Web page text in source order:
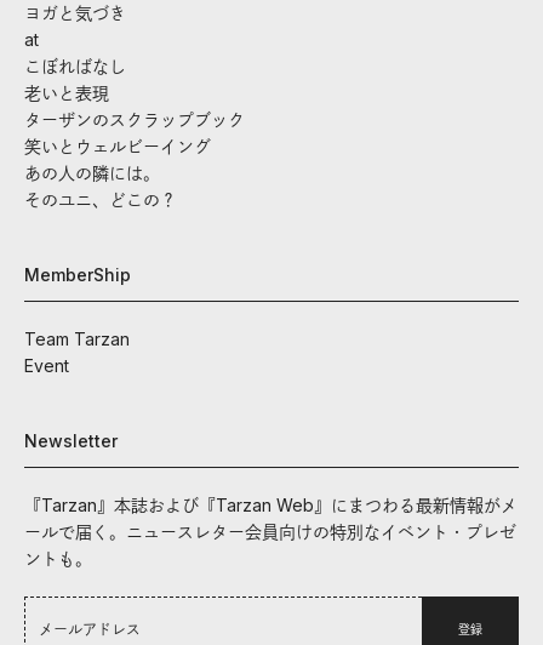
ヨガと気づき
at
こぼればなし
老いと表現
ターザンのスクラップブック
笑いとウェルビーイング
あの人の隣には。
そのユニ、どこの？
MemberShip
Team Tarzan
Event
Newsletter
『Tarzan』本誌および『Tarzan Web』にまつわる最新情報がメ
ールで届く。ニュースレター会員向けの特別なイベント・プレゼ
ントも。
登録